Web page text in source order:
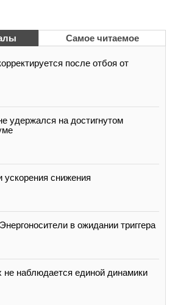
Самое читаемое
после отбоя от
удержался на достигнутом
ускорения снижения
в ожидании триггера
наблюдается единой динамики